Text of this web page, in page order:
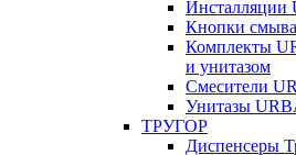
Инсталляции
Кнопки
Комплекты
и унитазом
Смесители
Унитазы
ТРУГОР
Диспенсеры